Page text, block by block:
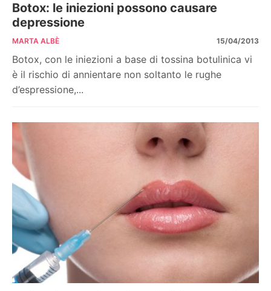
Botox: le iniezioni possono causare
depressione
MARTA ALBÈ 15/04/2013
Botox, con le iniezioni a base di tossina botulinica vi
è il rischio di annientare non soltanto le rughe
d’espressione,...